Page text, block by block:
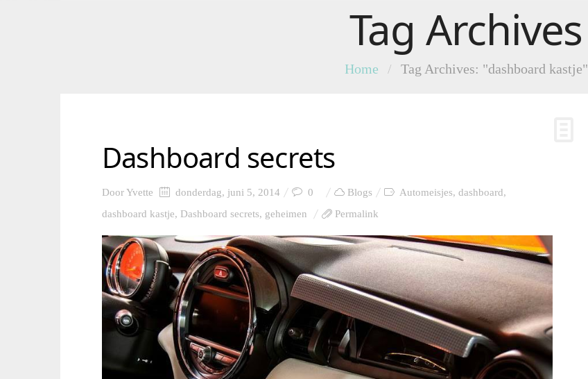
Tag Archives
Home / Tag Archives: "dashboard kastje"
Dashboard secrets
DoorYvette donderdag, juni 5, 2014 0 Blogs Automeisjes, dashboard,
dashboard kastje, Dashboard secrets, geheimen Permalink